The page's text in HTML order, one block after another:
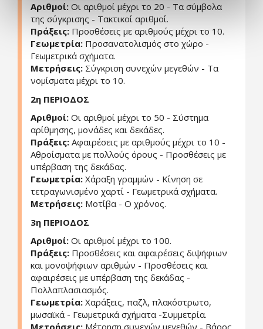
Αριθμοί: Οι αριθμοί μέχρι το 20 - Τα σύμβολα
της σύγκρισης - Τακτικοί αριθμοί.
Πράξεις: Προσθέσεις με αριθμούς μέχρι το 10.
Γεωμετρία: Προσανατολισμός στο χώρο -
Γεωμετρικά σχήματα.
Μετρήσεις: Σύγκριση συνεχών μεγεθών - Τα
νομίσματα μέχρι το 10.
2η ΠΕΡΙΟΔΟΣ
Αριθμοί: Οι αριθμοί μέχρι το 50 - Σύστημα
αρίθμησης, μονάδες και δεκάδες.
Πράξεις: Αφαιρέσεις με αριθμούς μέχρι το 10 -
Αθροίσματα με πολλούς όρους - Προσθέσεις με
υπέρβαση της δεκάδας.
Γεωμετρία: Χάραξη γραμμών - Κίνηση σε
τετραγωνισμένο χαρτί - Γεωμετρικά σχήματα.
Μετρήσεις: Μοτίβα - Ο χρόνος.
3η ΠΕΡΙΟΔΟΣ
Αριθμοί: Οι αριθμοί μέχρι το 100.
Πράξεις: Προσθέσεις και αφαιρέσεις διψήφιων
και μονοψήφιων αριθμών - Προσθέσεις και
αφαιρέσεις με υπέρβαση της δεκάδας -
Πολλαπλασιασμός.
Γεωμετρία: Χαράξεις, παζλ, πλακόστρωτο,
μωσαϊκά - Γεωμετρικά σχήματα -Συμμετρία.
Μετρήσεις: Μέτρηση συνεχών μεγεθών - Βάρος